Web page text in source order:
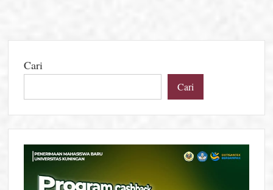
Hidup
Pelan,
Bermakna
Cari
Cari